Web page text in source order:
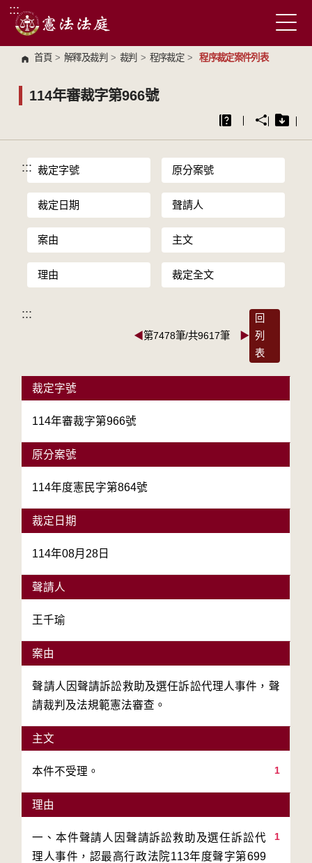
跳到主要內容區塊
:::
首頁 > 解釋及裁判 > 裁判 > 程序裁定 > 程序裁定案件列表
114年審裁字第966號
::: 裁定字號 原分案號
裁定日期 聲請人
案由 主文
理由 裁定全文
:::
◀第7478筆/共9617筆 ▶
回
列
表
裁定字號
114年審裁字第966號
原分案號
114年度憲民字第864號
裁定日期
114年08月28日
聲請人
王千瑜
案由
聲請人因聲請訴訟救助及選任訴訟代理人事件，聲
請裁判及法規範憲法審查。
主文
1
本件不受理。
理由
1
一、本件聲請人因聲請訴訟救助及選任訴訟代
理人事件，認最高行政法院113年度聲字第699